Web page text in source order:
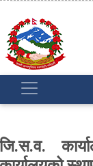
जि.स.व.